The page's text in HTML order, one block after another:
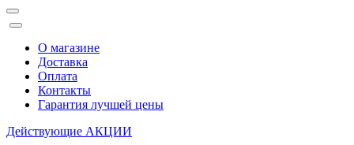
О магазине
Доставка
Оплата
Контакты
Гарантия лучшей цены
Действующие АКЦИИ